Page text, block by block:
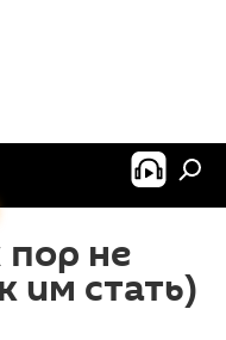
не
им стать)